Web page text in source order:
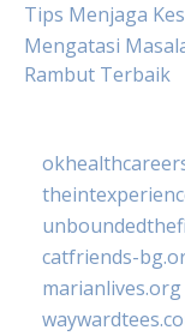
Tips Menjaga
Mengatasi
Rambut Terbaik
catfriends-
marianlives.org